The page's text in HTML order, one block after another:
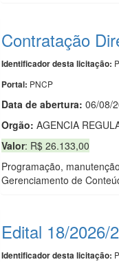
Contratação
Identificador desta licitação:
Portal: PNCP
Data de abertura: 06/08/
Orgão: AGENCIA
Valor: R$ 26.133,00
Programação,
Gerenciamento de
Edital 18/2026/
Identificador desta licitação: